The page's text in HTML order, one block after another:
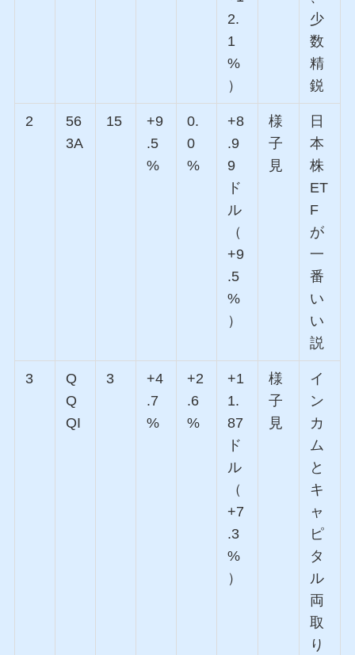
2.
1
%
）
少
数
精
鋭
2
56
3A
15
+9
.5
%
0.
0
%
+8
.9
9
ド
ル
（
+9
.5
%
）
様
子
見
日
本
株
ET
F
が
一
番
い
い
説
3
Q
Q
QI
3
+4
.7
%
+2
.6
%
+1
1.
87
ド
ル
（
+7
.3
%
）
様
子
見
イ
ン
カ
ム
と
キ
ャ
ピ
タ
ル
両
取
り